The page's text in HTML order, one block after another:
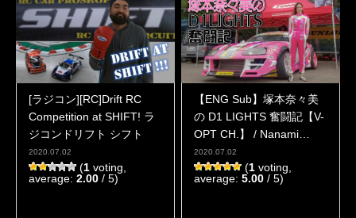
[ラジコン][RC]Drift RC
Competition at SHIFT! ラ
ジコンドリフト シフト
2020.07.02
(1 voting,
average: 2.00 / 5)
【ENG Sub】塚本奈々美
の D1 LIGHTS 奮闘記【V-
OPT CH.】 / Nanami
Tsukamoto’s D1 LIGHTS
struggle report
2020.07.02
(1 voting,
average: 5.00 / 5)